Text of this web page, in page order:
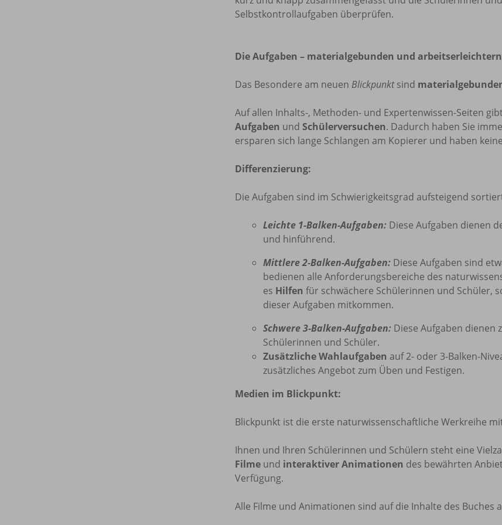
Selbstkontrollaufgaben überprüfen.
Die Aufgaben – materialgebunden und
Das Besondere am neuen Blickpunktsind
Auf allen Inhalts-, Methoden- und Expertenwissen-Seiten
Aufgaben und Schülerversuchen. Dadurch haben Sie
ersparen sich lange Schlangen am Kopierer und haben
Differenzierung:
Die Aufgaben sind im Schwierigkeitsgrad aufsteigend
Leichte 1-Balken-Aufgaben: Diese Aufgaben dienen
und hinführend.
Mittlere 2-Balken-Aufgaben: Diese Aufgaben sind
bedienen alle Anforderungsbereiche des
es Hilfen für schwächere Schülerinnen und Schüler,
dieser Aufgaben mitkommen.
Schwere 3-Balken-Aufgaben: Diese Aufgaben
Schülerinnen und Schüler.
Zusätzliche Wahlaufgaben auf 2- oder 3-Balken-
zusätzliches Angebot zum Üben und Festigen.
Medien im Blickpunkt:
Blickpunkt ist die erste naturwissenschaftliche Werkreihe
Ihnen und Ihren Schülerinnen und Schülern steht eine
Filme und interaktiverAnimationen des bewährten
Verfügung.
Alle Filme und Animationen sind auf die Inhalte des Buches